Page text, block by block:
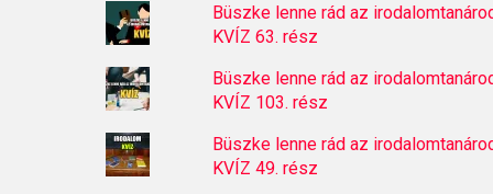
Büszke lenne rád az
KVÍZ 63. rész
Büszke lenne rád az
KVÍZ 103. rész
Büszke lenne rád az
KVÍZ 49. rész